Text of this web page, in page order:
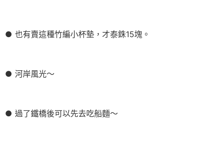
● 也有賣這種竹編小杯墊，才泰銖15塊。
● 河岸風光～
● 過了鐵橋後可以先去吃船麵～